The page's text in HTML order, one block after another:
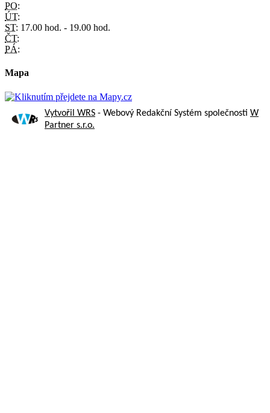
PO:
ÚT:
ST: 17.00 hod. - 19.00 hod.
ČT:
PÁ:
Mapa
Vytvořil WRS - Webový Redakční Systém společnosti W
Partner s.r.o.